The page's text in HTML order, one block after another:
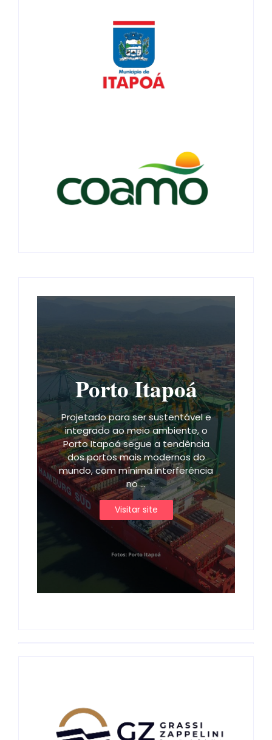
Porto Itapoá
Projetado para ser sustentável e
integrado ao meio ambiente, o
Porto Itapoá segue a tendência
dos portos mais modernos do
mundo, com mínima interferência
no ...
Visitar site